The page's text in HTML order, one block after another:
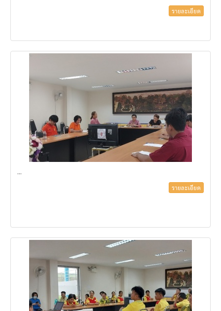
รายละเอียด
...
รายละเอียด